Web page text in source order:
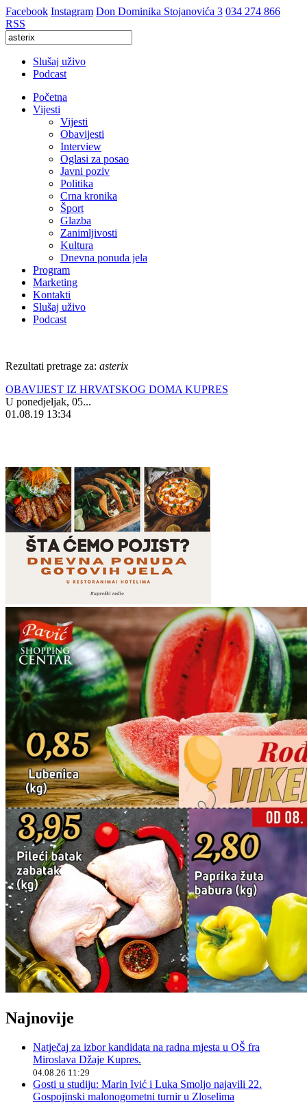
Facebook Instagram Don Dominika Stojanovića 3 034 274 866
RSS
Slušaj uživo
Podcast
Početna
Vijesti
Vijesti
Obavijesti
Interview
Oglasi za posao
Javni poziv
Politika
Crna kronika
Šport
Glazba
Zanimljivosti
Kultura
Dnevna ponuda jela
Program
Marketing
Kontakti
Slušaj uživo
Podcast
Rezultati pretrage za: asterix
OBAVIJEST IZ HRVATSKOG DOMA KUPRES
U ponedjeljak, 05...
01.08.19 13:34
Najnovije
Natječaj za izbor kandidata na radna mjesta u OŠ fra
Miroslava Džaje Kupres.
04.08.26 11:29
Gosti u studiju: Marin Ivić i Luka Smoljo najavili 22.
Gospojinski malonogometni turnir u Zloselima